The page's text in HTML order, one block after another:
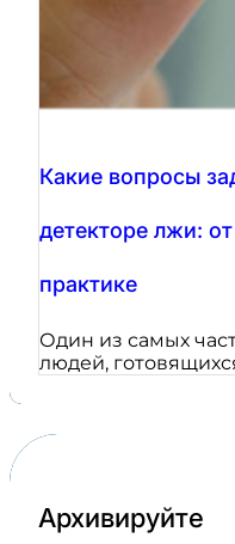
Какие вопросы
детекторе лжи:
практике
Один из самых
людей,
Архивируйте